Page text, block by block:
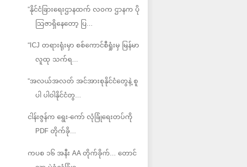
“နိုင်ငံခြားရေးဌာနထက် လဝက ဌာနက ပို
သြဇာရှိနေတော့ ပြ...
“ICJ တရားရုံးမှာ စစ်ကောင်စီရှုံးမှ မြန်မာ
လူထု သက်ရ...
“အလယ်အလတ် အင်အားစုနိုင်ငံတွေနဲ့ စူ
ပါ ပါဝါနိုင်ငံတွ...
ငါန်းဇွန်က ရွေး-ကော် လုံခြုံရေးတပ်ကို
PDF တိုက်ခို...
ကပစ ၁၆ အနီး AA တိုက်ခိုက်... တောင်